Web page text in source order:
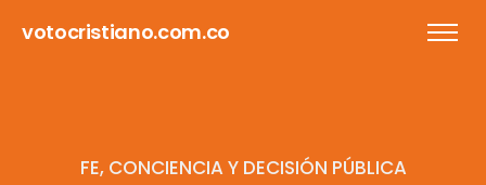
votocristiano.com.co
FE, CONCIENCIA Y DECISIÓN PÚBLICA